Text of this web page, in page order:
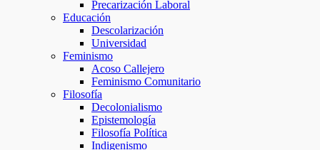
Precarización Laboral
Educación
Descolarización
Universidad
Feminismo
Acoso Callejero
Feminismo Comunitario
Filosofía
Decolonialismo
Epistemología
Filosofía Política
Indigenismo